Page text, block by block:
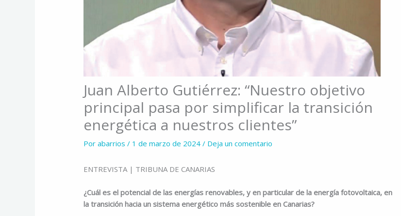
Juan Alberto Gutiérrez: “Nuestro objetivo
principal pasa por simplificar la transición
energética a nuestros clientes”
Porabarrios/ 1 de marzo de 2024/ Deja un comentario
ENTREVISTA | TRIBUNA DE CANARIAS
¿Cuál es el potencial de las energías renovables, y en particular de la energía fotovoltaica, en
la transición hacia un sistema energético más sostenible en Canarias?